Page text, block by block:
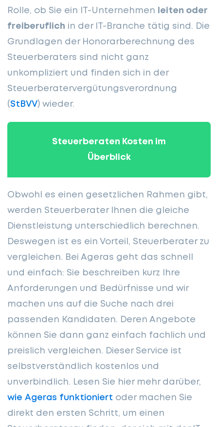
Rolle, ob Sie ein IT-Unternehmen
leiten oder
freiberuflich in der IT-Branche tätig sind. Die
Grundlagen der Honorarberechnung des
Steuerberaters sind nicht ganz
unkompliziert und finden sich in der
Steuerberatervergütungsverordnung
(StBVV) wieder.
Steuerberaten Kosten im
Überblick
Obwohl es einen gesetzlichen Rahmen gibt,
werden Steuerberater Ihnen die gleiche
Dienstleistung unterschiedlich berechnen.
Deswegen ist es ein Vorteil, Steuerberater zu
vergleichen. Bei Ageras geht das schnell
und einfach: Sie beschreiben kurz Ihre
Anforderungen und Bedürfnisse und wir
machen uns auf die Suche nach drei
passenden Kandidaten. Deren Angebote
können Sie dann ganz einfach fachlich und
preislich vergleichen. Dieser Service ist
selbstverständlich kostenlos und
unverbindlich. Lesen Sie hier mehr darüber,
wie Ageras funktioniert oder machen Sie
direkt den ersten Schritt, um einen